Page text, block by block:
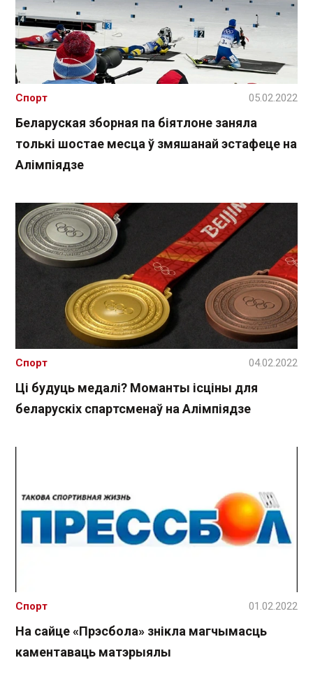
Беларуская зборная па біятлоне заняла
толькі шостае месца ў змяшанай эстафеце на
Алімпіядзе
Спорт 05.02.2022
Ці будуць медалі? Моманты ісціны для
беларускіх спартсменаў на Алімпіядзе
Спорт 04.02.2022
На сайце «Прэсбола» знікла магчымасць
каментаваць матэрыялы
Спорт 01.02.2022